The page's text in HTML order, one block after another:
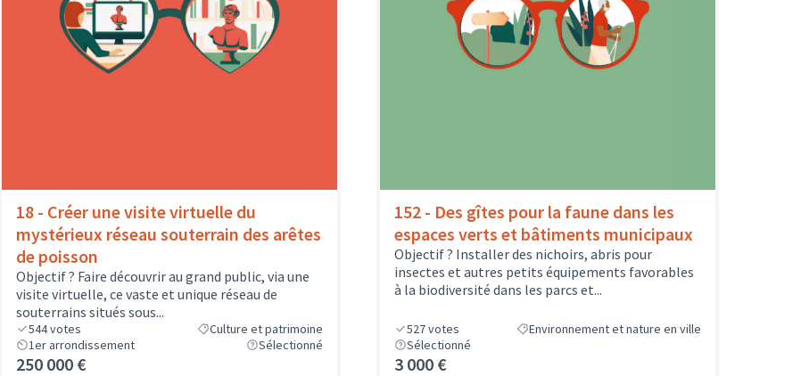
18 - Créer une visite virtuelle du
mystérieux réseau souterrain des arêtes
de poisson
Objectif ? Faire découvrir au grand public, via une
visite virtuelle, ce vaste et unique réseau de
souterrains situés sous...
544votes
Culture et patrimoine
1er arrondissement
Sélectionné
250 000 €
152 - Des gîtes pour la faune dans les
espaces verts et bâtiments municipaux
Objectif ? Installer des nichoirs, abris pour
insectes et autres petits équipements favorables
à la biodiversité dans les parcs et...
527votes
Environnement et nature en ville
Sélectionné
3 000 €